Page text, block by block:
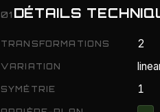
01 DÉTAILS
TRANSFORMATIONS 2
VARIATION
SYMÉTRIE 1